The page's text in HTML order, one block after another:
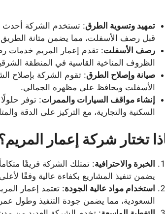
تمهيد وتسوية الطرق: تستخدم الشركة أحدث
قبل رصف الأسفلت، مما يضمن متانة الطريق
رصف الأسفلت: تقدم إعمار المريم خدمات
الظروف المناخية القاسية في المنطقة
صيانة وإصلاح الطرق: تقوم الشركة بإصلاح
الأسفلت ويحافظ على مظهره الجمالي.
إنشاء مواقف السيارات والممرات: توفر
السكنية والتجارية، مع التركيز على الدقة
تختار شركة إعمار
الخبرة والاحترافية: تمتلك الشركة فريقًا
يضمن تنفيذ المشاريع بكفاءة عالية وفقًا لأعلى
استخدام مواد عالية الجودة: تعتمد إعمار
السعودية، مما يضمن جودة التنفيذ وطول